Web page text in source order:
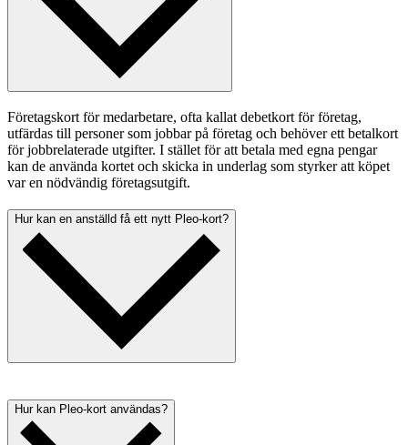
Företagskort för medarbetare, ofta kallat debetkort för företag,
utfärdas till personer som jobbar på företag och behöver ett betalkort
för jobbrelaterade utgifter. I stället för att betala med egna pengar
kan de använda kortet och skicka in underlag som styrker att köpet
var en nödvändig företagsutgift.
Hur kan en anställd få ett nytt Pleo-kort?
avgör vem som får ett betalkort för företag från Pleo. Pleo-
administratörer kan beställa nya kort direkt genom Pleo-kontot. Det
går att använda
virtuella kort
Hur kan Pleo-kort användas?